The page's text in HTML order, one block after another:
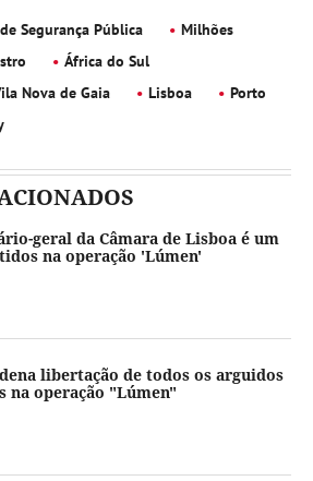
Segurança Pública
Milhões
África do Sul
Nova de Gaia Lisboa
Porto
geral da Câmara de Lisboa é um
na operação 'Lúmen'
libertação de todos os arguidos
na operação "Lúmen"